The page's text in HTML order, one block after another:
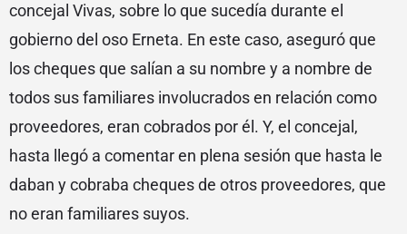
concejal Vivas, sobre lo que sucedía durante el
gobierno del oso Erneta. En este caso, aseguró que
los cheques que salían a su nombre y a nombre de
todos sus familiares involucrados en relación como
proveedores, eran cobrados por él. Y, el concejal,
hasta llegó a comentar en plena sesión que hasta le
daban y cobraba cheques de otros proveedores, que
no eran familiares suyos.